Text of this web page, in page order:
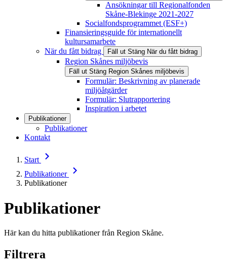
Ansökningar till Regionalfonden
Skåne-Blekinge 2021-2027
Socialfondsprogrammet (ESF+)
Finansieringsguide för internationellt
kultursamarbete
När du fått bidrag
Fäll ut Stäng När du fått bidrag
Region Skånes miljöbevis
Fäll ut Stäng Region Skånes miljöbevis
Formulär: Beskrivning av planerade
miljöåtgärder
Formulär: Slutrapportering
Inspiration i arbetet
Publikationer
Publikationer
Kontakt
Start
Publikationer
Publikationer
Publikationer
Här kan du hitta publikationer från Region Skåne.
Filtrera